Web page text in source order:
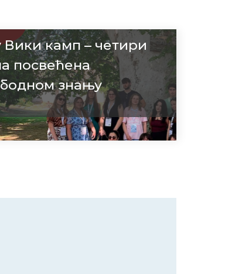
Вики камп – четири
посвећена
знању